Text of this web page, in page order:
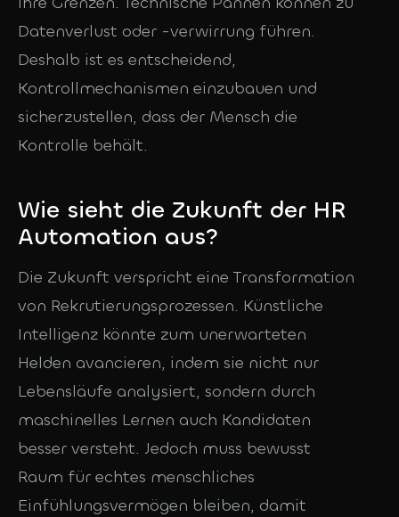
Datenverlust oder -verwirrung führen.
Deshalb ist es entscheidend,
Kontrollmechanismen einzubauen und
sicherzustellen, dass der Mensch die
Kontrolle behält.
Wie sieht die Zukunft der HR
Automation aus?
Die Zukunft verspricht eine Transformation
von Rekrutierungsprozessen. Künstliche
Intelligenz könnte zum unerwarteten
Helden avancieren, indem sie nicht nur
Lebensläufe analysiert, sondern durch
maschinelles Lernen auch Kandidaten
besser versteht. Jedoch muss bewusst
Raum für echtes menschliches
Einfühlungsvermögen bleiben, damit